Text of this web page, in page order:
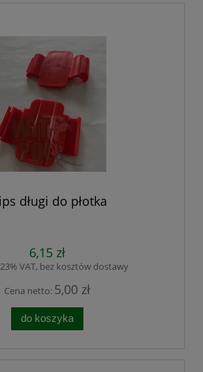
długi do płotka
6,15 zł
VAT, bez kosztów dostawy
Cena netto: 5,00 zł
do koszyka